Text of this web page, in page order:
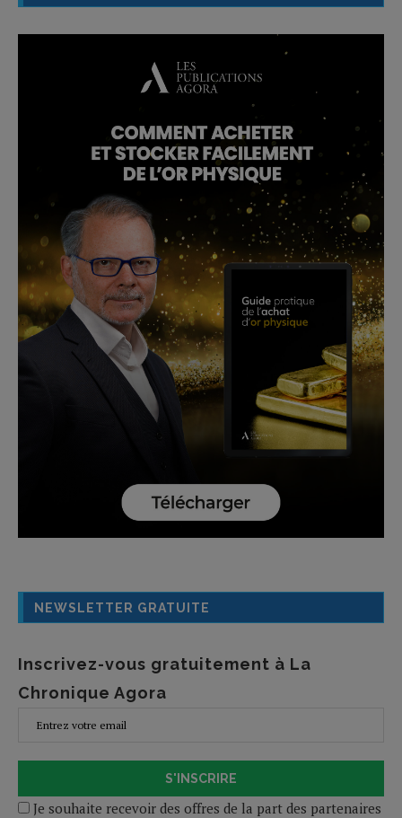
NEWSLETTER GRATUITE
Inscrivez-vous gratuitement à La
Chronique Agora
S'INSCRIRE
Je souhaite recevoir des offres de la part des partenaires